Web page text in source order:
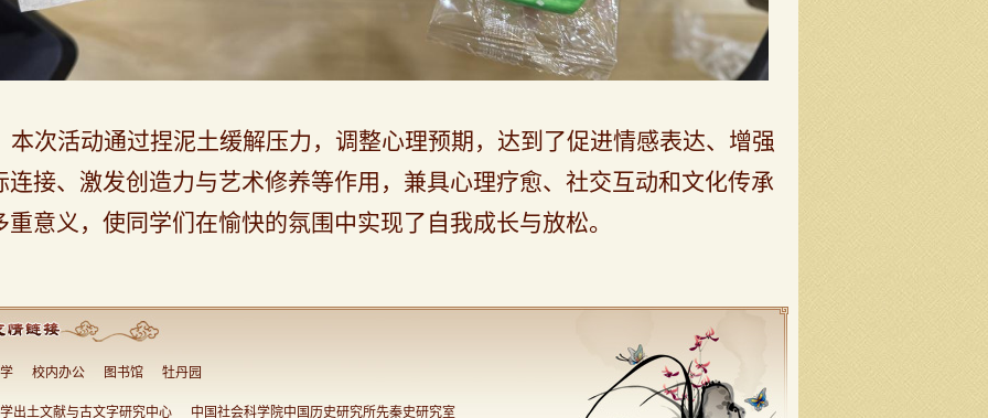
本次活动通过捏泥土缓解压力，调整心理预期， 达到了促进情感表达、增强
连接、激发创造力与艺术修养等作用 ，兼具心理疗愈、社交互动和文化传承
重意义 ， 使同学们在愉快的氛围中实现了自我成长与放松。
校内办公 图书馆 牡丹园
出土文献与古文字研究中心 中国社会科学院中国历史研究所先秦史研究室